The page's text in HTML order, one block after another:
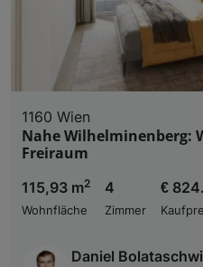
1160 Wien
Nahe Wilhelminenberg:
Freiraum
115,93 m2
Wohnfläche
4
Zimmer
€
Daniel